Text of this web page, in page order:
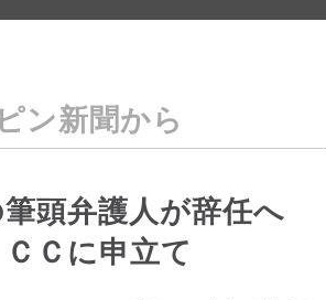
ン新聞から
頭弁護人が辞任へ
Ｃに申立て